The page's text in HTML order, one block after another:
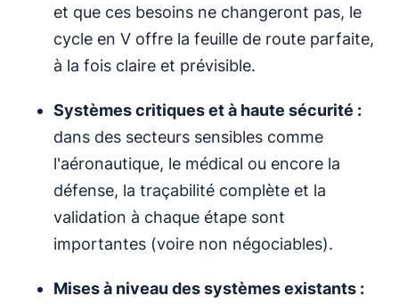
et que ces besoins ne changeront pas, le
cycle en V offre la feuille de route parfaite,
à la fois claire et prévisible.
Systèmes critiques et à haute sécurité :
dans des secteurs sensibles comme
l'aéronautique, le médical ou encore la
défense, la traçabilité complète et la
validation à chaque étape sont
importantes (voire non négociables).
Mises à niveau des systèmes existants :